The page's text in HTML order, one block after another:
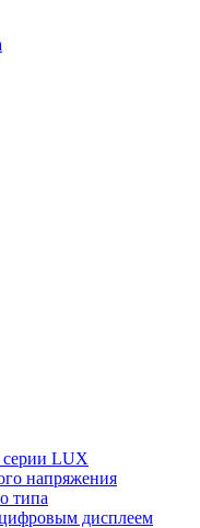
серии LUX
напряжения
типа
дисплеем